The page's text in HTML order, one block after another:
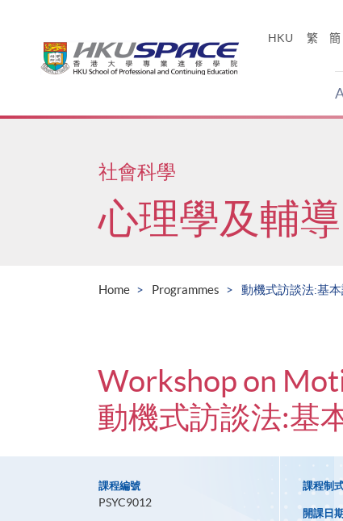
HKU 繁 簡
Main
社會科學
心理學及輔導
Home Programmes 動機式訪談法:基
Workshop on
動機式訪談法:基
課程編號
PSYC9012
課程制
開課日期